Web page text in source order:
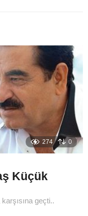
274 0
Küçük
geçti..